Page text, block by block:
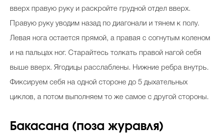
вверх правую руку и раскройте грудной отдел вверх.
Правую руку уводим назад по диагонали и тянем к полу.
Левая нога остается прямой, а правая с согнутым коленом
и на пальцах ног. Старайтесь толкать правой нагой себя
выше вверх. Ягодицы расслаблены. Нижние ребра внутрь.
Фиксируем себя на одной стороне до 5 дыхательных
циклов, а потом выполняем то же самое с другой стороны.
Бакасана (поза журавля)